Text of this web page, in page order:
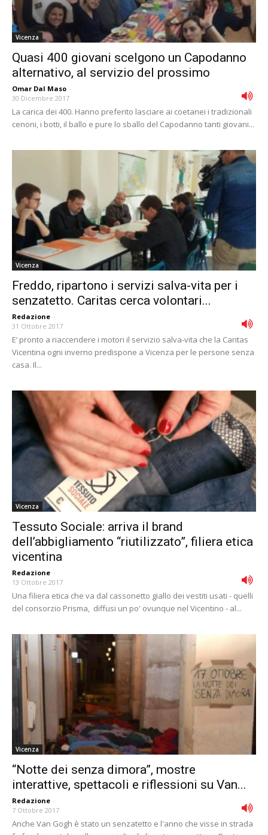
Vicenza
Quasi 400 giovani scelgono un Capodanno
alternativo, al servizio del prossimo
Omar Dal Maso -
30 Dicembre 2017
La carica dei 400. Hanno preferito lasciare ai coetanei i tradizionali
cenoni, i botti, il ballo e pure lo sballo del Capodanno tanti giovani...
Vicenza
Freddo, ripartono i servizi salva-vita per i
senzatetto. Caritas cerca volontari...
Redazione -
31 Ottobre 2017
E’ pronto a riaccendere i motori il servizio salva-vita che la Caritas
Vicentina ogni inverno predispone a Vicenza per le persone senza
casa. Il...
Vicenza
Tessuto Sociale: arriva il brand
dell’abbigliamento “riutilizzato”, filiera etica
vicentina
Redazione -
13 Ottobre 2017
Una filiera etica che va dal cassonetto giallo dei vestiti usati - quelli
del consorzio Prisma, diffusi un po' ovunque nel Vicentino - al...
Vicenza
“Notte dei senza dimora”, mostre
interattive, spettacoli e riflessioni su Van...
Redazione -
7 Ottobre 2017
Anche Van Gogh è stato un senzatetto e l'anno che visse in strada